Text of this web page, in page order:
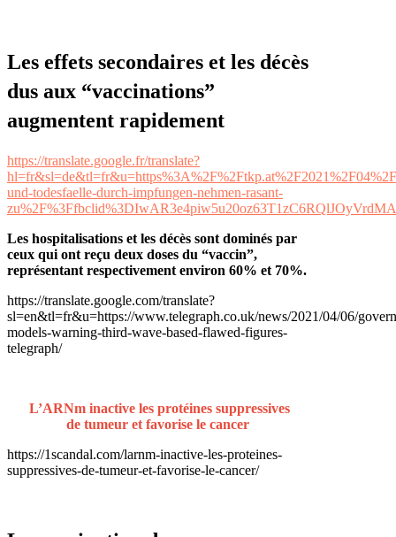
Les effets secondaires et les décès
dus aux “vaccinations”
augmentent rapidement
https://translate.google.fr/translate?
und-todesfaelle-durch-impfungen-nehmen-rasant-
Les hospitalisations et les décès sont dominés par
ceux qui ont reçu deux doses du “vaccin”,
représentant respectivement environ 60% et 70%.
https://translate.google.com/translate?
sl=en&tl=fr&u=https://www.telegraph.co.uk/news/2021/04/06/
models-warning-third-wave-based-flawed-figures-
telegraph/
L’ARNm inactive les protéines suppressives
de tumeur et favorise le cancer
https://1scandal.com/larnm-inactive-les-proteines-
suppressives-de-tumeur-et-favorise-le-cancer/